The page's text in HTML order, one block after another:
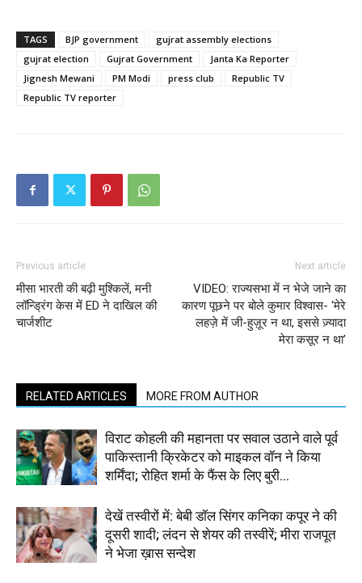
TAGS BJP government
gujrat assembly elections
gujrat election
Gujrat Government
Janta Ka Reporter
Jignesh Mewani
PM Modi press club
Republic TV
Republic TV reporter
Previous article
मीसा भारती की बढ़ी मुश्किलें, मनी
लॉन्ड्रिंग केस में ED ने दाखिल की
चार्जशीट
Next article
VIDEO: राज्यसभा में न भेजे जाने का
कारण पूछने पर बोले कुमार विश्वास- ‘मेरे
लहज़े में जी-हुज़ूर न था, इससे ज़्यादा
मेरा कसूर न था’
RELATED ARTICLES MORE FROM AUTHOR
विराट कोहली की महानता पर सवाल उठाने वाले पूर्व
पाकिस्तानी क्रिकेटर को माइकल वॉन ने किया
शर्मिंदा; रोहित शर्मा के फैंस के लिए बुरी...
देखें तस्वीरों में: बेबी डॉल सिंगर कनिका कपूर ने की
दूसरी शादी; लंदन से शेयर की तस्वीरें; मीरा राजपूत
ने भेजा ख़ास सन्देश